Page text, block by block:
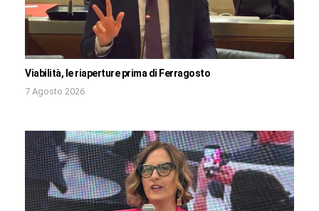
Viabilità, le riaperture prima di Ferragosto
7 Agosto 2026